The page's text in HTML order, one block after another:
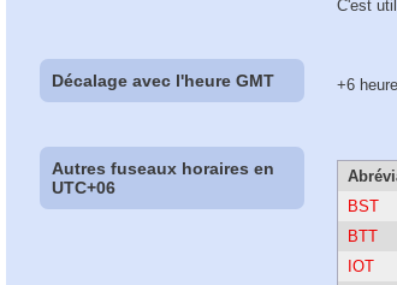
C'est
Décalage avec l'heure GMT +6
Autres fuseaux horaires en
UTC+06
BST
BTT
IOT